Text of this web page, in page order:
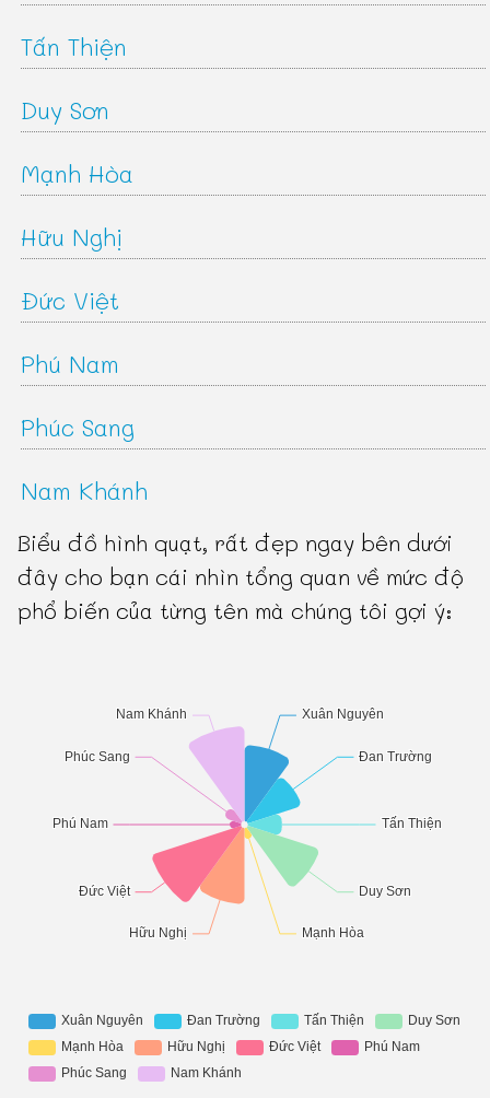
Tấn Thiện
Duy Sơn
Mạnh Hòa
Hữu Nghị
Đức Việt
Phú Nam
Phúc Sang
Nam Khánh
Biểu đồ hình quạt, rất đẹp ngay bên dưới
đây cho bạn cái nhìn tổng quan về mức độ
phổ biến của từng tên mà chúng tôi gợi ý: